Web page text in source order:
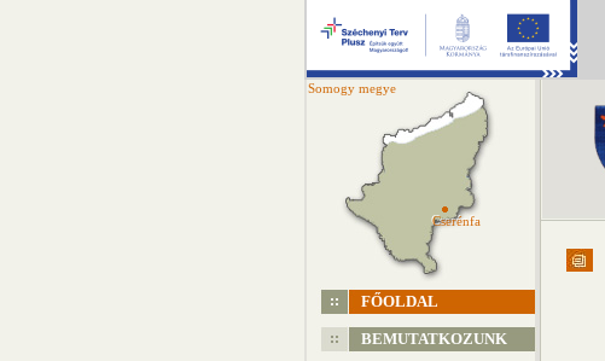
Somogy megye
Cserénfa
Cserénfa
FŐOLDAL
BEMUTATKOZUNK